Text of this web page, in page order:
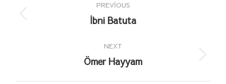
navigation
PREVIOUS
Previous
İbni Batuta
NEXT
Next
Ömer Hayyam